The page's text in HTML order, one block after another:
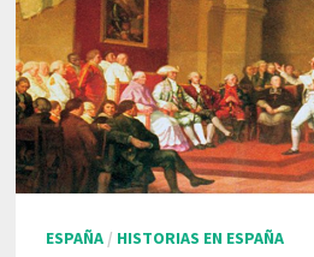
ESPAÑA/ HISTORIAS EN ESPAÑA